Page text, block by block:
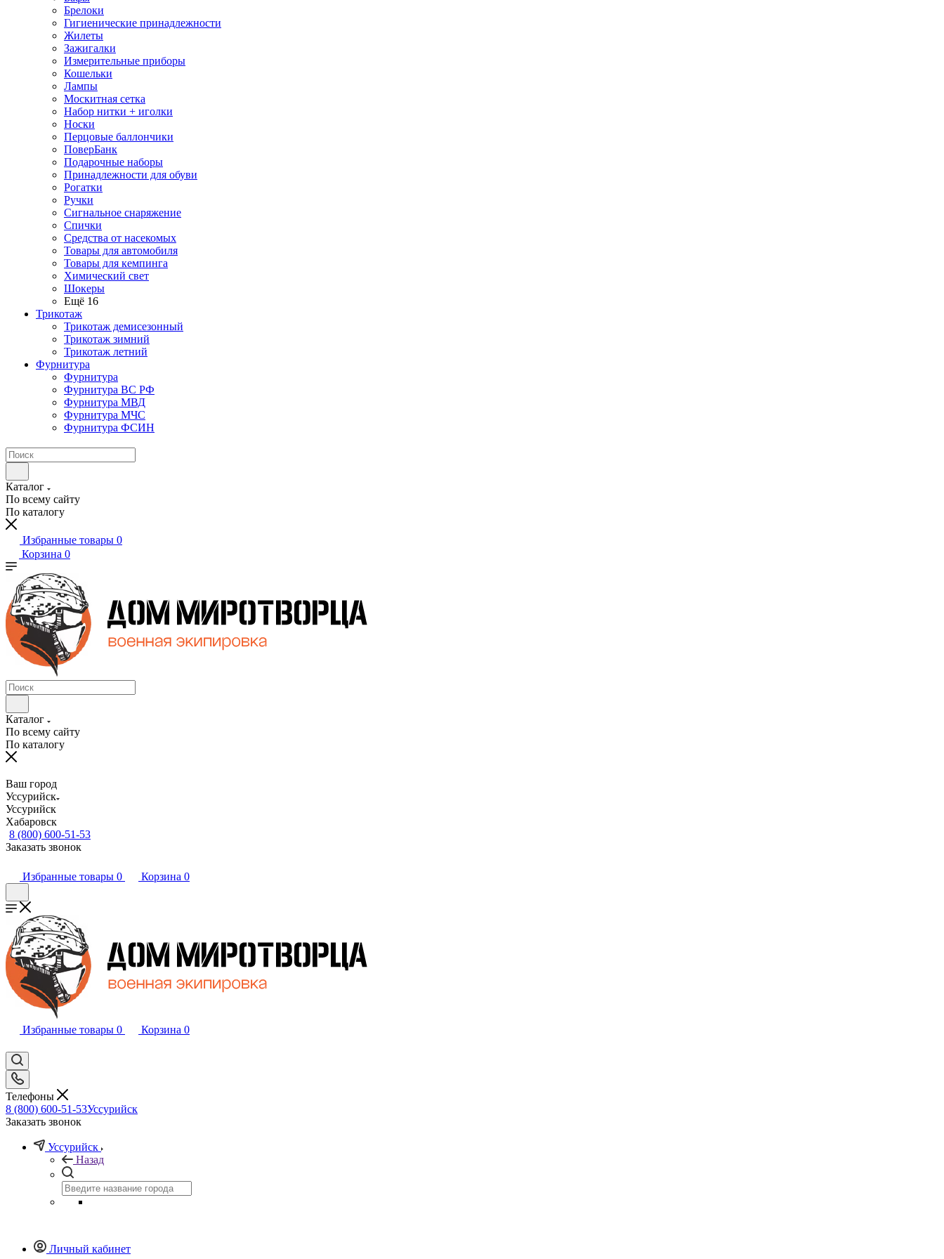
Брелоки
Гигиенические принадлежности
Жилеты
Зажигалки
Измерительные приборы
Кошельки
Лампы
Москитная сетка
Набор нитки + иголки
Носки
Перцовые баллончики
ПоверБанк
Подарочные наборы
Принадлежности для обуви
Рогатки
Ручки
Сигнальное снаряжение
Спички
Средства от насекомых
Товары для автомобиля
Товары для кемпинга
Химический свет
Шокеры
Ещё 16
Трикотаж
Трикотаж демисезонный
Трикотаж зимний
Трикотаж летний
Фурнитура
Фурнитура
Фурнитура ВС РФ
Фурнитура МВД
Фурнитура МЧС
Фурнитура ФСИН
Каталог
По всему сайту
По каталогу
Избранные товары 0
Корзина 0
Каталог
По всему сайту
По каталогу
Ваш город
Уссурийск
Уссурийск
Хабаровск
8 (800) 600-51-53
Заказать звонок
Избранные товары 0 Корзина 0
Избранные товары 0 Корзина 0
Телефоны
8 (800) 600-51-53Уссурийск
Заказать звонок
Уссурийск
Назад
Личный кабинет